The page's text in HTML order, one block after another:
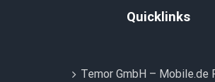
Quicklinks
Temor GmbH – Mobile.de